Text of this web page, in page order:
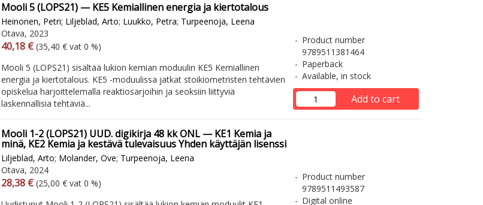
Mooli 5 (LOPS21) — KE5 Kemiallinen energia ja kiertotalous
Heinonen, Petri; Liljeblad, Arto; Luukko, Petra; Turpeenoja, Leena
Otava, 2023
Arvonlisäverollinen hinta
40,18 € Excl. vat
(35,40 € vat 0 %)
Mooli 5 (LOPS21) sisältää lukion kemian moduulin KE5 Kemiallinen
energia ja kiertotalous. KE5 -moduulissa jatkat stoikiometristen tehtävien
opiskelua harjoittelemalla reaktiosarjoihin ja seoksiin liittyviä
laskennallisia tehtäviä...
Product number
9789511381464
Paperback
Available, in stock
Add to cart
Mooli 1-2 (LOPS21) UUD. digikirja 48 kk ONL — KE1 Kemia ja
minä, KE2 Kemia ja kestävä tulevaisuus Yhden käyttäjän lisenssi
Liljeblad, Arto; Molander, Ove; Turpeenoja, Leena
Otava, 2024
Arvonlisäverollinen hinta
28,38 € Excl. vat
(25,00 € vat 0 %)
Product number
9789511493587
Digital online